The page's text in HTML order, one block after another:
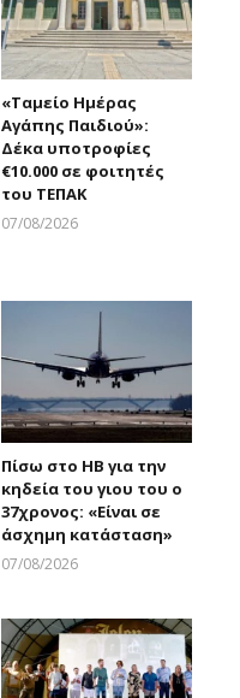
«Ταμείο Ημέρας
Αγάπης Παιδιού»:
Δέκα υποτροφίες
€10.000 σε φοιτητές
του ΤΕΠΑΚ
07/08/2026
Πίσω στο ΗΒ για την
κηδεία του γιου του ο
37χρονος: «Είναι σε
άσχημη κατάσταση»
07/08/2026